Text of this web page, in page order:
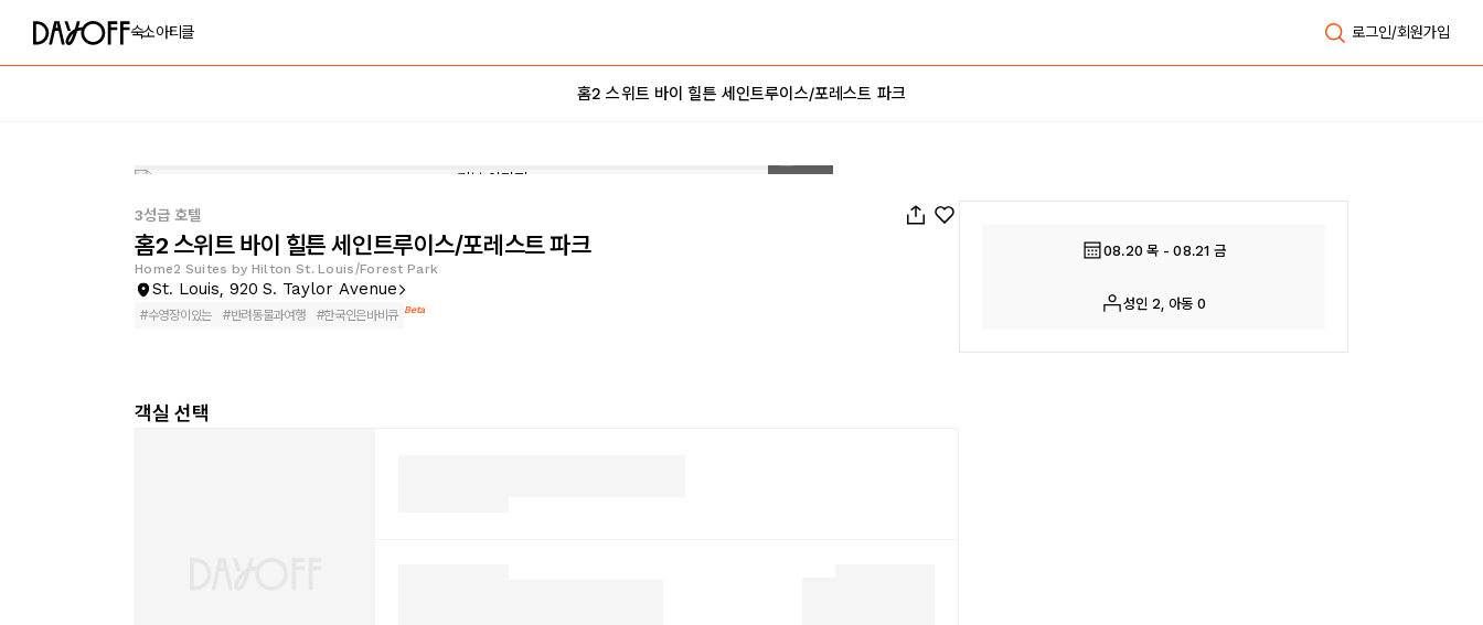
숙소아티클 로그인/회원가입
홈2 스위트 바이 힐튼 세인트루이스/포레스트 파크
3성급 호텔
홈2 스위트 바이 힐튼 세인트루이스/포레스트 파크
Home2 Suites by Hilton St. Louis/Forest Park
St. Louis, 920 S. Taylor Avenue
#수영장이있는 #반려동물과여행 #한국인은바비큐 Beta
객실 선택
08.20 목 - 08.21 금
성인 2, 아동 0